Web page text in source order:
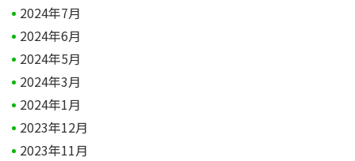
2024年7月
2024年6月
2024年5月
2024年3月
2024年1月
2023年12月
2023年11月